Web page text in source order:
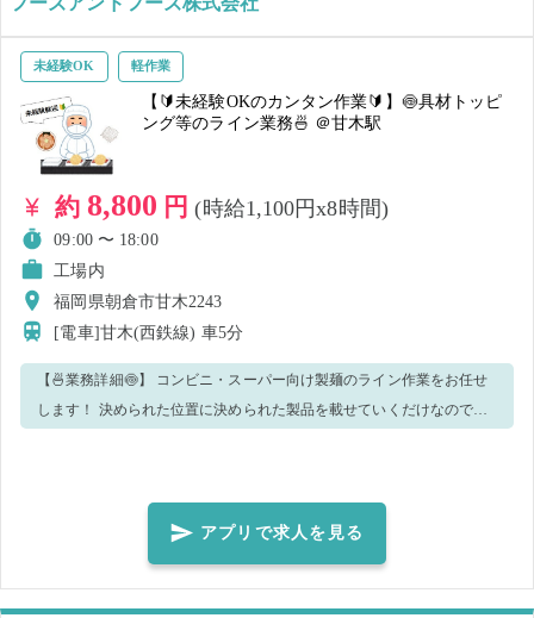
未経験OK 軽作業
【🔰未経験OKのカンタン作業🔰】🍥具材トッピ
ング等のライン業務🍜 ＠甘木駅
約 8,800 円(時給1,100円x8時間)
09:00 〜 18:00
工場内
福岡県朝倉市甘木2243
[電車]甘木(西鉄線) 車5分
【🍜業務詳細🍥】 コンビニ・スーパー向け製麺のライン作業をお任せ
します！ 決められた位置に決められた製品を載せていくだけなので、
販機の設置もあります！ 🌟お昼ご飯はお持ちいただくか、近くにコン
ビニ（徒歩6分程 / 400m）もありますのでそちらで買うことも可能です
♪ 【夏までの短期アルバイト / 長期アルバイトも募集中です♪】 働いて
アプリで求人を見る